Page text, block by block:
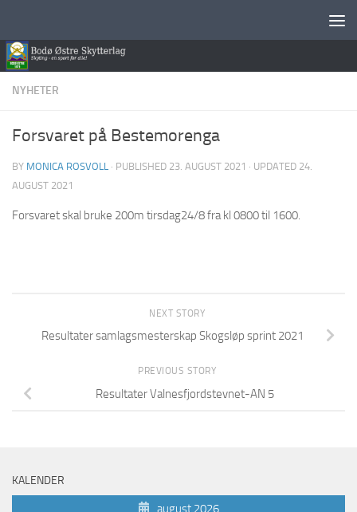
NYHETER
Forsvaret på Bestemorenga
BY MONICA ROSVOLL · PUBLISHED 23. AUGUST 2021 · UPDATED 24.
AUGUST 2021
Forsvaret skal bruke 200m tirsdag24/8 fra kl 0800 til 1600.
NEXT STORY
Resultater samlagsmesterskap Skogsløp sprint 2021
PREVIOUS STORY
Resultater Valnesfjordstevnet-AN 5
KALENDER